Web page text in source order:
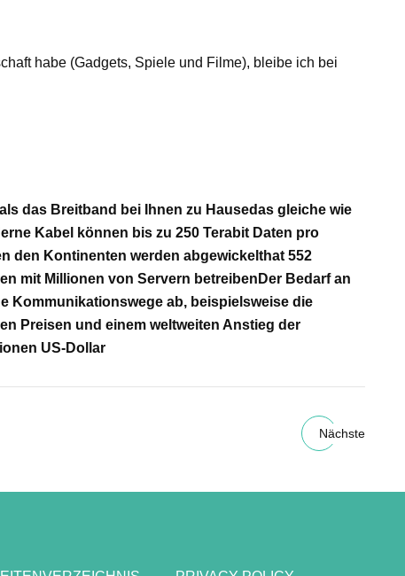
habe (Gadgets, Spiele und Filme), bleibe ich bei
das Breitband bei Ihnen zu Hausedas gleiche wie
Kabel können bis zu 250 Terabit Daten pro
den Kontinenten werden abgewickelthat 552
mit Millionen von Servern betreiben Der Bedarf an
Kommunikationswege ab, beispielsweise die
Preisen und einem weltweiten Anstieg der
US-Dollar
Nächste